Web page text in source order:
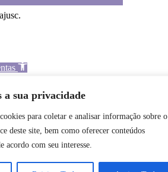
a sua privacidade
para coletar e analisar informação sobre o
deste site, bem como oferecer conteúdos
acordo com seu interesse.